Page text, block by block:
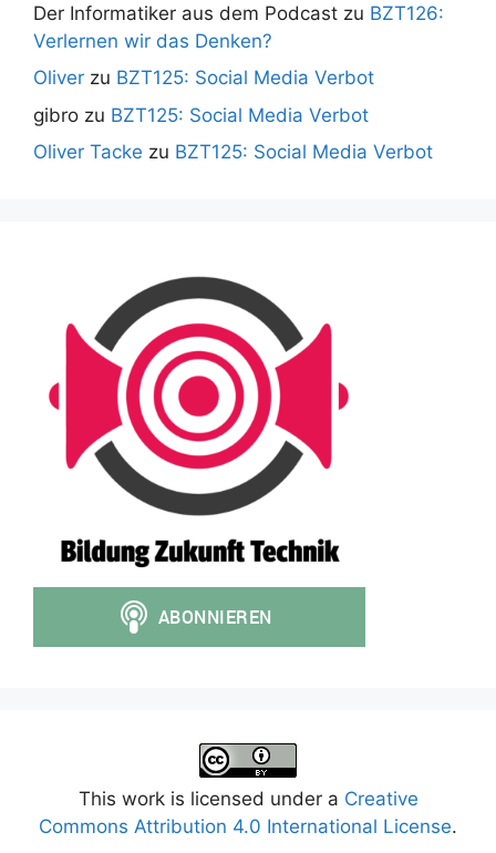
Der Informatiker aus dem Podcast zu BZT126:
Verlernen wir das Denken?
Oliver zu BZT125: Social Media Verbot
gibro zu BZT125: Social Media Verbot
Oliver Tacke zu BZT125: Social Media Verbot
This work is licensed under a Creative
Commons Attribution 4.0 International License.